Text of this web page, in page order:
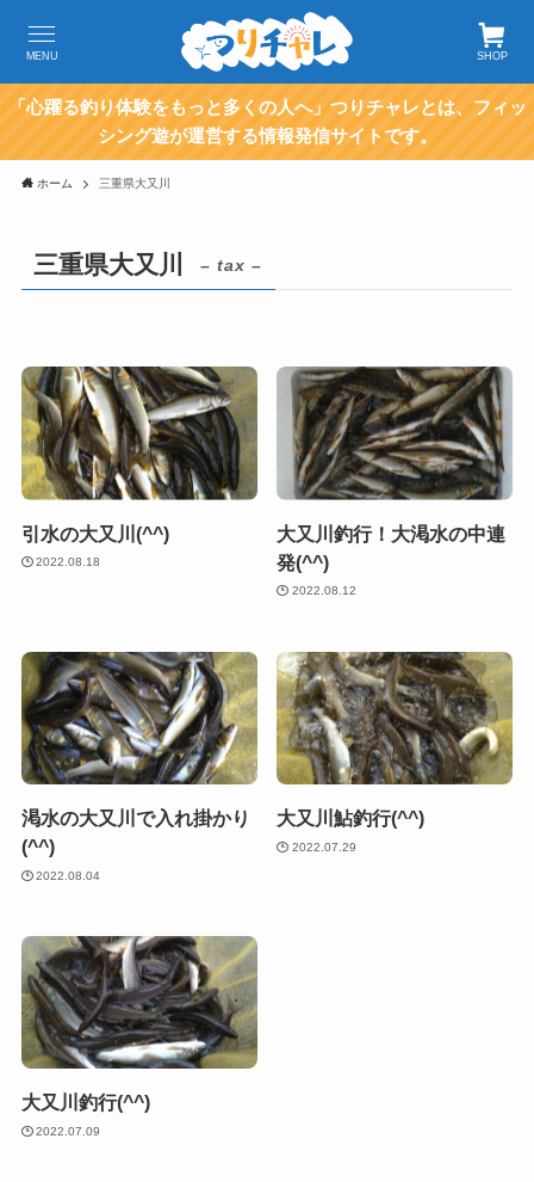
SHOP
MENU
「心躍る釣り体験をもっと多くの人へ」つりチャレとは、フィッ
シング遊が運営する情報発信サイトです。
ホーム 三重県大又川
三重県大又川 – tax –
引水の大又川(^^)
2022.08.18
大又川釣行！大渇水の中連
発(^^)
2022.08.12
渇水の大又川で入れ掛かり
(^^)
2022.08.04
大又川鮎釣行(^^)
2022.07.29
大又川釣行(^^)
2022.07.09